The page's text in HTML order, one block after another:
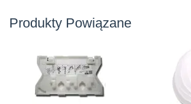
Produkty Powiązane